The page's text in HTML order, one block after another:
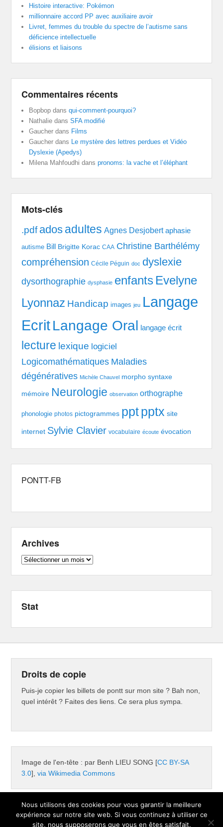
Histoire interactive: Pokémon
millionnaire accord PP avec auxiliaire avoir
Livret, femmes du trouble du spectre de l’autisme sans
déficience intellectuelle
élisions et liaisons
Commentaires récents
Bopbop dansqui-comment-pourquoi?
Nathalie dansSFA modifié
Gaucher dans Films
Gaucher dans Le mystère des lettres perdues et Vidéo
Dyslexie (Apedys)
Milena Mahfoudhi danspronoms: la vache et l’éléphant
Mots-clés
.pdf ados adultes Agnes Desjobert aphasie
autisme Bill Brigitte Korac CAA Christine Barthélémy
compréhension Cécile Péguin doc dyslexie
dysorthographie dysphasie enfants Evelyne
Lyonnaz Handicap images jeu Langage
EcritLangage Oral langage écrit
lecture lexique logiciel
Logicomathématiques Maladies
dégénératives Michèle Chauvel morpho syntaxe
mémoire Neurologie observation orthographe
phonologie photos pictogrammes pptpptx site
internet Sylvie Clavier vocabulaire écoute évocation
PONTT-FB
Archives
Archives
Stat
Droits de copie
Puis-je copier les billets de pontt sur mon site ? Bah non,
quel intérêt ? Faites des liens. Ce sera plus sympa.
Image de l'en-tête : par Benh LIEU SONG [CC BY-SA
3.0],via Wikimedia Commons
Copyright © 2026Pontt Tous droits réservés.
Nous utilisons des cookies pour vous garantir la meilleure
expérience sur notre site web. Si vous continuez à utiliser ce
site, nous supposerons que vous en êtes satisfait.